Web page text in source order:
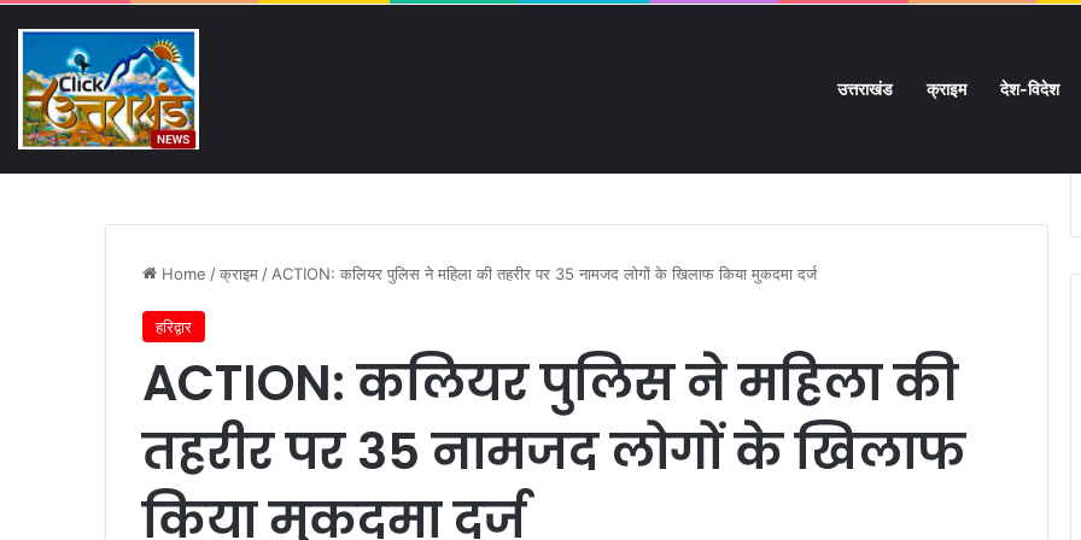
उत्तराखंड क्राइम देश-विदेश
Friday, August 7 2026
Home /क्राइम / ACTION: कलियर पुलिस ने महिला की तहरीर पर 35 नामजद लोगों के खिलाफ किया मुकदमा दर्ज
हरिद्वार
ACTION: कलियर पुलिस ने महिला की
तहरीर पर 35 नामजद लोगों के खिलाफ
किया मुकदमा दर्ज